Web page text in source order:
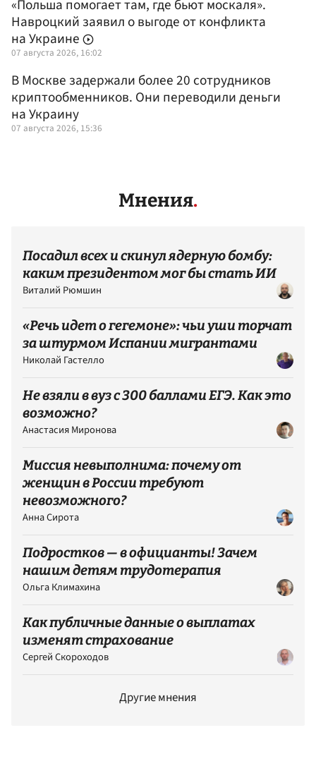
«Польша помогает там, где бьют москаля».
Навроцкий заявил о выгоде от конфликта
на Украине
07 августа 2026, 16:02
В Москве задержали более 20 сотрудников
криптообменников. Они переводили деньги
на Украину
07 августа 2026, 15:36
Мнения
Посадил всех и скинул ядерную бомбу:
каким президентом мог бы стать ИИ
Виталий Рюмшин
«Речь идет о гегемоне»: чьи уши торчат
за штурмом Испании мигрантами
Николай Гастелло
Не взяли в вуз с 300 баллами ЕГЭ. Как это
возможно?
Анастасия Миронова
Миссия невыполнима: почему от
женщин в России требуют
невозможного?
Анна Сирота
Подростков — в официанты! Зачем
нашим детям трудотерапия
Ольга Климахина
Как публичные данные о выплатах
изменят страхование
Сергей Скороходов
Другие мнения